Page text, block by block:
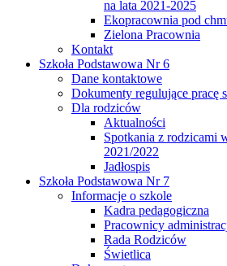
na lata 2021-2025
Ekopracownia pod
Zielona Pracownia
Kontakt
Szkoła Podstawowa Nr 6
Dane kontaktowe
Dokumenty regulujące pracę
Dla rodziców
Aktualności
Spotkania z rodzicami
2021/2022
Jadłospis
Szkoła Podstawowa Nr 7
Informacje o szkole
Kadra pedagogiczna
Pracownicy
Rada Rodziców
Świetlica